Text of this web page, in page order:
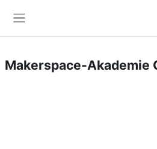
Makerspace-Akademie